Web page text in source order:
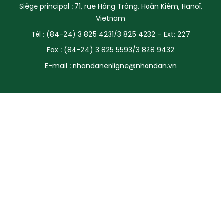
SPORT
FRANCOPHONIE
Siège principal : 71, rue Hàng Trông, Hoàn Kiêm, Hanoï,
Vietnam
Tél : (84-24) 3 825 4231/3 825 4232 - Ext: 227
Fax : (84-24) 3 825 5593/3 828 9432
E-mail : nhandanenligne@nhandan.vn